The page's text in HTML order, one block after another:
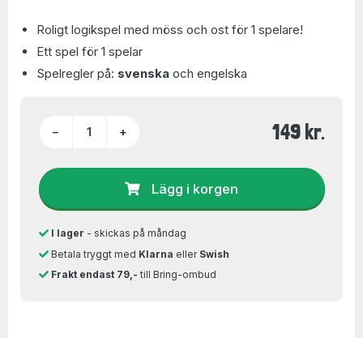
Roligt logikspel med möss och ost för 1 spelare!
Ett spel för 1 spelar
Spelregler på: svenska och engelska
− + 149 kr.
Lägg i korgen
I lager - skickas på måndag
Betala tryggt med Klarna eller Swish
Frakt endast 79,- till Bring-ombud